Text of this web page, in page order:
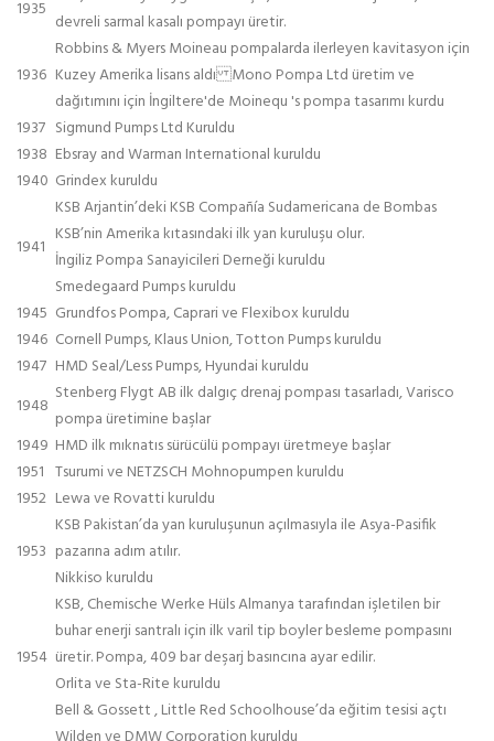
1935
devreli sarmal kasalı pompayı üretir.
1936
Robbins & Myers Moineau pompalarda ilerleyen kavitasyon için
Kuzey Amerika lisans aldı Mono Pompa Ltd üretim ve
dağıtımını için İngiltere'de Moinequ 's pompa tasarımı kurdu
1937 Sigmund Pumps Ltd Kuruldu
1938 Ebsray and Warman International kuruldu
1940 Grindex kuruldu
1941
KSB Arjantin’deki KSB Compañía Sudamericana de Bombas
KSB’nin Amerika kıtasındaki ilk yan kuruluşu olur.
İngiliz Pompa Sanayicileri Derneği kuruldu
Smedegaard Pumps kuruldu
1945 Grundfos Pompa, Caprari ve Flexibox kuruldu
1946 Cornell Pumps, Klaus Union, Totton Pumps kuruldu
1947 HMD Seal/Less Pumps, Hyundai kuruldu
1948
Stenberg Flygt AB ilk dalgıç drenaj pompası tasarladı, Varisco
pompa üretimine başlar
1949 HMD ilk mıknatıs sürücülü pompayı üretmeye başlar
1951 Tsurumi ve NETZSCH Mohnopumpen kuruldu
1952 Lewa ve Rovatti kuruldu
1953
KSB Pakistan’da yan kuruluşunun açılmasıyla ile Asya-Pasifik
pazarına adım atılır.
Nikkiso kuruldu
1954
KSB, Chemische Werke Hüls Almanya tarafından işletilen bir
buhar enerji santralı için ilk varil tip boyler besleme pompasını
üretir. Pompa, 409 bar deşarj basıncına ayar edilir.
Orlita ve Sta-Rite kuruldu
Bell & Gossett , Little Red Schoolhouse’da eğitim tesisi açtı